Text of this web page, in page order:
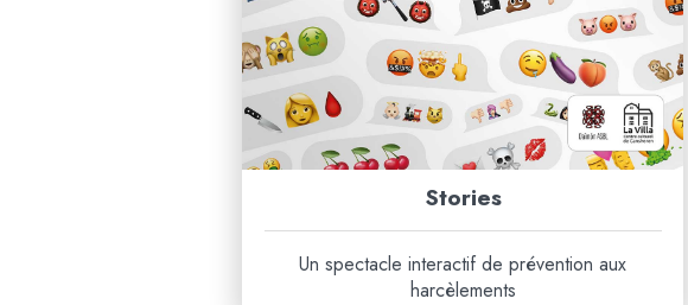
Stories
Un spectacle interactif de prévention aux
harcèlements